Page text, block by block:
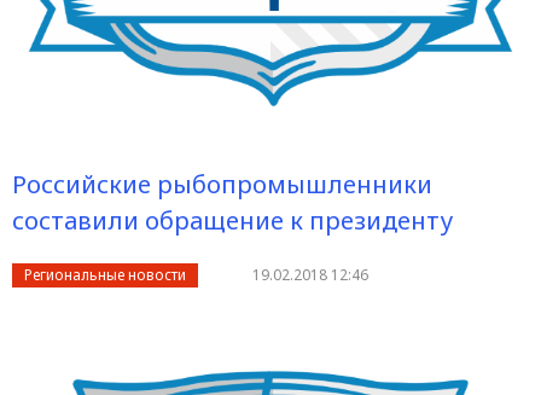
Российские рыбопромышленники
составили обращение к президенту
Региональные новости 19.02.2018 12:46